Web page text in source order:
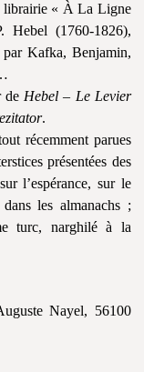
librairie « À La Ligne
Hebel (1760-1826),
par Kafka, Benjamin,
de Hebel – Le Levier
.
récemment parues
présentées des
l’espérance, sur le
les almanachs ;
turc, narghilé à la
Nayel, 56100